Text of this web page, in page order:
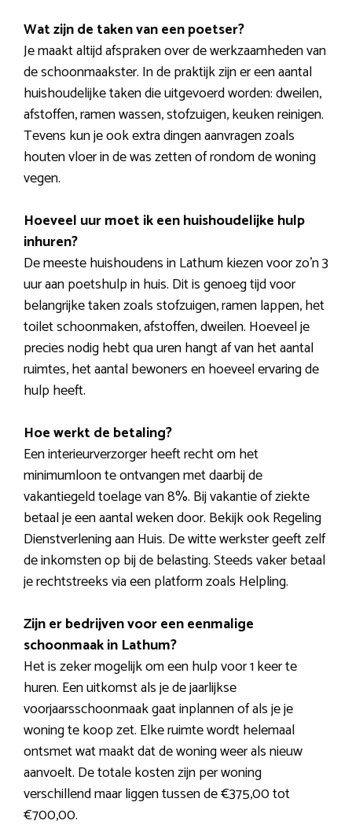
Wat zijn de taken van een poetser?
Je maakt altijd afspraken over de werkzaamheden van
de schoonmaakster. In de praktijk zijn er een aantal
huishoudelijke taken die uitgevoerd worden: dweilen,
afstoffen, ramen wassen, stofzuigen, keuken reinigen.
Tevens kun je ook extra dingen aanvragen zoals
houten vloer in de was zetten of rondom de woning
vegen.
Hoeveel uur moet ik een huishoudelijke hulp
inhuren?
De meeste huishoudens in Lathum kiezen voor zo’n 3
uur aan poetshulp in huis. Dit is genoeg tijd voor
belangrijke taken zoals stofzuigen, ramen lappen, het
toilet schoonmaken, afstoffen, dweilen. Hoeveel je
precies nodig hebt qua uren hangt af van het aantal
ruimtes, het aantal bewoners en hoeveel ervaring de
hulp heeft.
Hoe werkt de betaling?
Een interieurverzorger heeft recht om het
minimumloon te ontvangen met daarbij de
vakantiegeld toelage van 8%. Bij vakantie of ziekte
betaal je een aantal weken door. Bekijk ook Regeling
Dienstverlening aan Huis. De witte werkster geeft zelf
de inkomsten op bij de belasting. Steeds vaker betaal
je rechtstreeks via een platform zoals Helpling.
Zijn er bedrijven voor een eenmalige
schoonmaak in Lathum?
Het is zeker mogelijk om een hulp voor 1 keer te
huren. Een uitkomst als je de jaarlijkse
voorjaarsschoonmaak gaat inplannen of als je je
woning te koop zet. Elke ruimte wordt helemaal
ontsmet wat maakt dat de woning weer als nieuw
aanvoelt. De totale kosten zijn per woning
verschillend maar liggen tussen de €375,00 tot
€700,00.